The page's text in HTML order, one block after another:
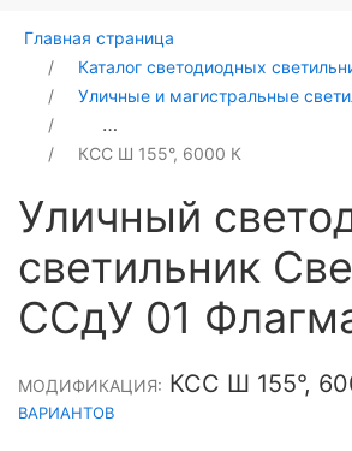
Главная страница
Каталог светодиодных
Уличные и магистральные
Уличный светодиодный
КСС Ш 155°, 6000 К
Уличный
светильник
ССдУ 01
МОДИФИКАЦИЯ: КСС Ш 155°,
ВАРИАНТОВ